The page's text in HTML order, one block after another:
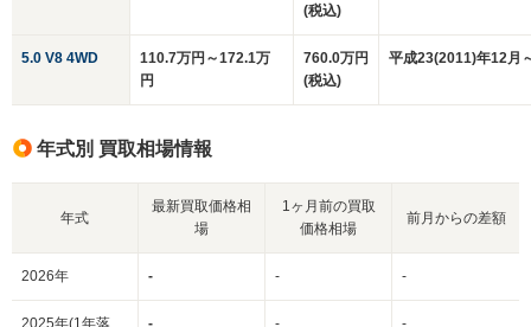
(税込)
5.0 V8 4WD
110.7万円～172.1万
円
760.0万円
(税込)
平成23(2011)年12月
年式別 買取相場情報
年式
最新買取価格相
場
1ヶ月前の買取
価格相場
前月からの差額
2026年 - - -
2025年(1年落
- - -